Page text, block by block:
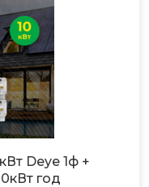
Deye 1ф +
год